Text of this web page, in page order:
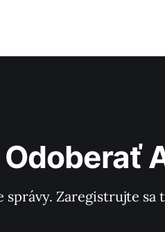
Odoberať
správy. Zaregistrujte